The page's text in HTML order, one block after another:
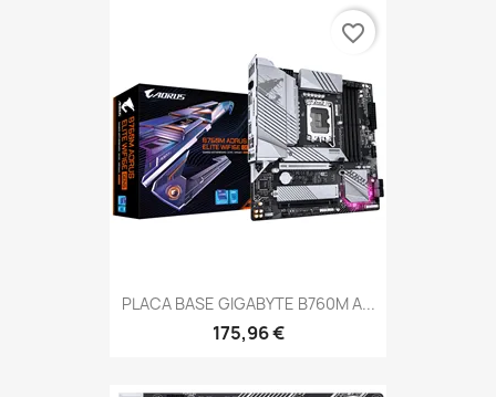
PLACA BASE GIGABYTE B760M A...
175,96 €
favorite_border